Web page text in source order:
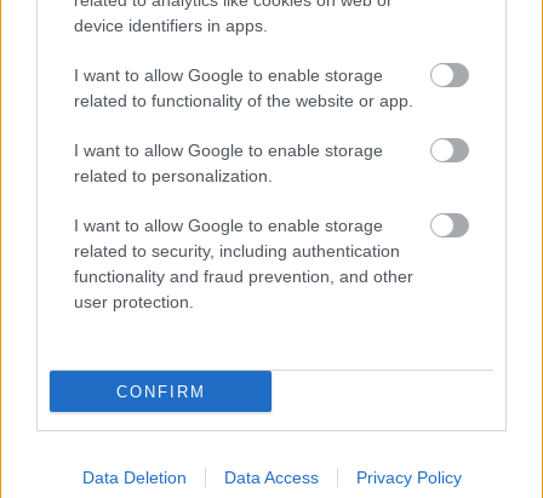
device identifiers in apps.
I want to allow Google to enable storage
related to functionality of the website or app.
I want to allow Google to enable storage
related to personalization.
I want to allow Google to enable storage
related to security, including authentication
functionality and fraud prevention, and other
user protection.
CONFIRM
Data Deletion Data Access Privacy Policy
FORMA-1
hozza meg Lewis Hamilton
feltámadását
FORMA-1
klasszikus pályázik F1-es futamra
2028-tól
vannak ezzel a futammal, hiszen korábban már
jelezte a szándékát a részvételre. A négyszeres